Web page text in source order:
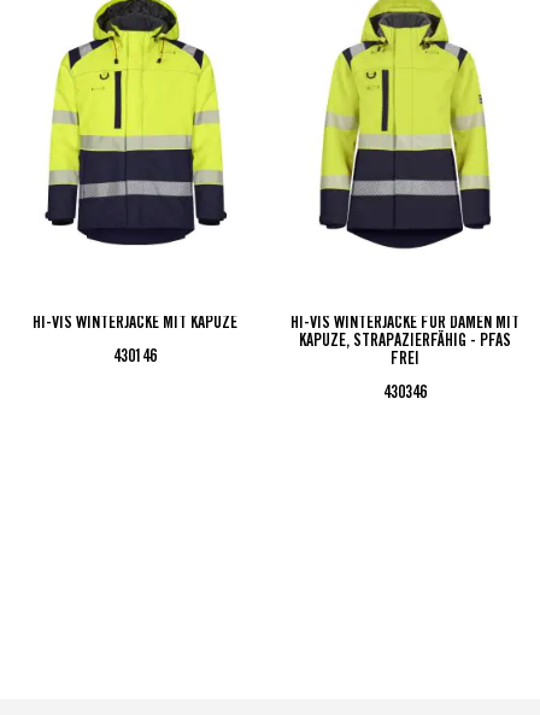
HI-VIS WINTERJACKE MIT KAPUZE
430146
HI-VIS WINTERJACKE FÜR DAMEN MIT
KAPUZE, STRAPAZIERFÄHIG - PFAS
FREI
430346